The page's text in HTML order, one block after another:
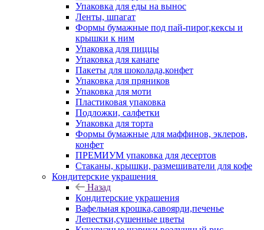
Упаковка для еды на вынос
Ленты, шпагат
Формы бумажные под пай-пирог,кексы и
крышки к ним
Упаковка для пиццы
Упаковка для канапе
Пакеты для шоколада,конфет
Упаковка для пряников
Упаковка для моти
Пластиковая упаковка
Подложки, салфетки
Упаковка для торта
Формы бумажные для маффинов, эклеров,
конфет
ПРЕМИУМ упаковка для десертов
Стаканы, крышки, размешиватели для кофе
Кондитерские украшения
Назад
Кондитерские украшения
Вафельная крошка,савоярди,печенье
Лепестки,сушенные цветы